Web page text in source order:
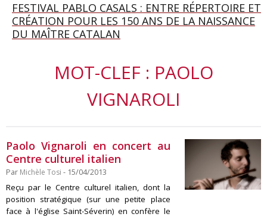
SAINT FRANÇOIS D’ASSISE À SALZBOURG, UNE
SOIRÉE IMMENSE PORTÉE PAR ROMEO
CASTELLUCCI ET MAXIME PASCAL
FESTIVAL PABLO CASALS : ENTRE RÉPERTOIRE ET
CRÉATION POUR LES 150 ANS DE LA NAISSANCE
DU MAÎTRE CATALAN
A BAYREUTH, LE 150E ANNIVERSAIRE DU RING
WAGNÉRIEN GÉNÉRÉ PAR L’IA
BETSY JOLAS FÊTE SON CENTIÈME
ANNIVERSAIRE
GEORGE BENJAMIN : « MES PARENTS AVAIENT
CETTE EXIGENCE DE L’OBJET CISELÉ »
MOT-CLEF : PAOLO
VIGNAROLI
Paolo Vignaroli en concert au
Centre culturel italien
Par Michèle Tosi - 15/04/2013
Reçu par le Centre culturel italien, dont la
position stratégique (sur une petite place
face à l'église Saint-Séverin) en confère le